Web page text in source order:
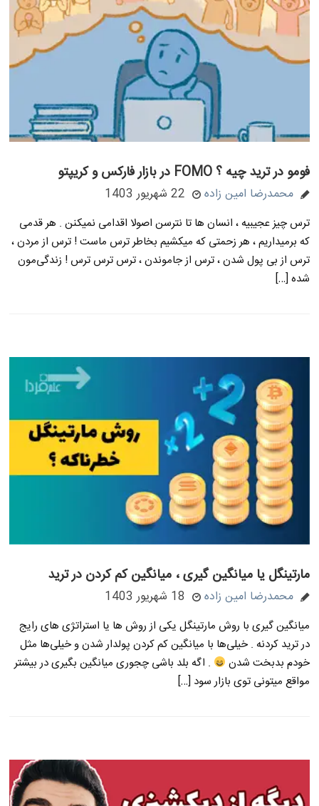
فومو در ترید چیه ؟ FOMO در بازار فارکس و کریپتو
محمدرضا امین زاده 22 شهریور 1403
ترس چیز عجیبیه ، انسان ها تا نترسن اصولا اقدامی نمیکنن . هر قدمی
که برمیداریم ، هر زحمتی که میکشیم بخاطر ترس ماست ! ترس از مردن ،
ترس از بی پول شدن ، ترس از جاموندن ، ترس ترس ترس ! زندگی‌مون
شده […]
مارتینگل یا میانگین گیری ، میانگین کم کردن در ترید
محمدرضا امین زاده 18 شهریور 1403
میانگین گیری با روش مارتینگل یکی از روش ها یا استراتژی های رایج
در ترید کردنه . خیلی‌ها با میانگین کم کردن پولدار شدن و خیلی‌ها مثل
خودم بدبخت شدن
. اگه بلد باشی چجوری میانگین بگیری در بیشتر
مواقع میتونی توی بازار سود […]